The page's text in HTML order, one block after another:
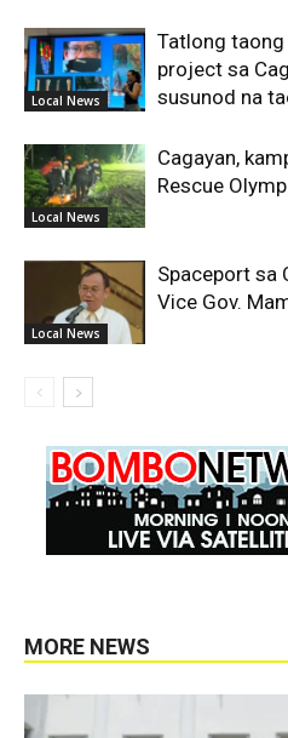
Local News
Tatlong
project sa
susunod na
Local News
Cagayan,
Rescue
Local News
Spaceport sa
Vice Gov.
MORE NEWS